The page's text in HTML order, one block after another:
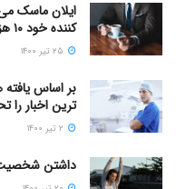
ایلان ماسک
کننده خود ۱۰ هزار فروند تیرانداز فروخته است
بر اساس
ترین اخبار را
داشتن